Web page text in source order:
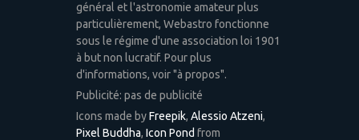
général et l'astronomie amateur plus
particulièrement, Webastro fonctionne
sous le régime d'une association loi 1901
à but non lucratif. Pour plus
d'informations, voir "à propos".
Publicité: pas de publicité
Icons made byFreepik, Alessio Atzeni,
Pixel Buddha, Icon Pond from